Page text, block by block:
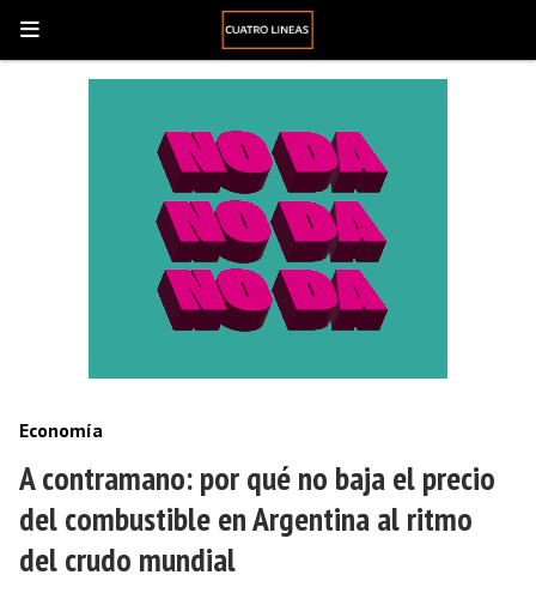
A contramano: por qué no baja el precio
del combustible en Argentina al ritmo
del crudo mundial
Economía